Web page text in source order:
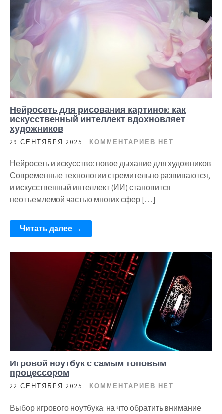
Нейросеть для рисования картинок: как
искусственный интеллект вдохновляет
художников
29 СЕНТЯБРЯ 2025 КОММЕНТАРИЕВ НЕТ
Нейросеть и искусство: новое дыхание для художников
Современные технологии стремительно развиваются,
и искусственный интеллект (ИИ) становится
неотъемлемой частью многих сфер […]
Читать далее →
Игровой ноутбук с самым топовым
процессором
22 СЕНТЯБРЯ 2025 КОММЕНТАРИЕВ НЕТ
Выбор игрового ноутбука: на что обратить внимание